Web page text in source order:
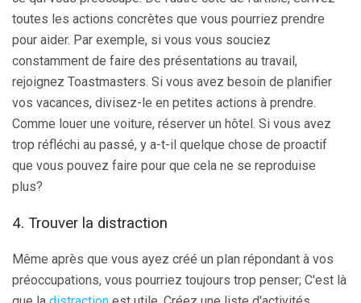
toutes les actions concrètes que vous pourriez prendre
pour aider. Par exemple, si vous vous souciez
constamment de faire des présentations au travail,
rejoignez Toastmasters. Si vous avez besoin de planifier
vos vacances, divisez-le en petites actions à prendre.
Comme louer une voiture, réserver un hôtel. Si vous avez
trop réfléchi au passé, y a-t-il quelque chose de proactif
que vous pouvez faire pour que cela ne se reproduise
plus?
4. Trouver la distraction
Même après que vous ayez créé un plan répondant à vos
préoccupations, vous pourriez toujours trop penser; C'est là